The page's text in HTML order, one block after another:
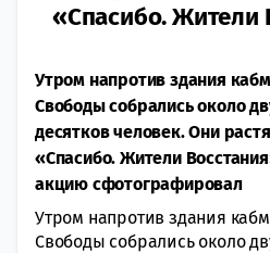
«Спасибо. Жители
Утром напротив здания
Свободы собрались около
десятков человек. Они
«Спасибо. Жители
акцию сфотографировал
Утром напротив здания
Свободы собрались около